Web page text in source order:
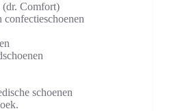
(dr. Comfort)
confectieschoenen
schoenen